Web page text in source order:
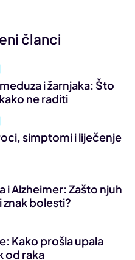
članci
i žarnjaka: Što
ne raditi
simptomi i liječenje
i Alzheimer: Zašto njuh
znak bolesti?
Kako prošla upala
od raka